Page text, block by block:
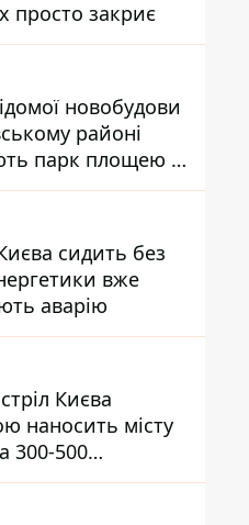
просто закриє
новобудови
районі
парк площею в
сидить без
вже
аварію
Києва
наносить місту
300-500
- Петро